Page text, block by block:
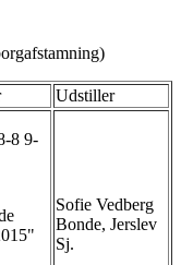
Udstiller
8 9-
Sofie Vedberg
Bonde, Jerslev
Sj.